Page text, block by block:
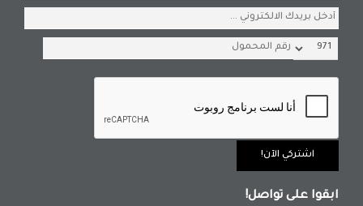
ابقوا على تواصل!